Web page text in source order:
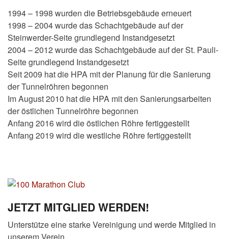
1994 – 1998 wurden die Betriebsgebäude erneuert
1998 – 2004 wurde das Schachtgebäude auf der
Steinwerder-Seite grundlegend Instandgesetzt
2004 – 2012 wurde das Schachtgebäude auf der St. Pauli-
Seite grundlegend Instandgesetzt
Seit 2009 hat die HPA mit der Planung für die Sanierung
der Tunnelröhren begonnen
Im August 2010 hat die HPA mit den Sanierungsarbeiten
der östlichen Tunnelröhre begonnen
Anfang 2016 wird die östlichen Röhre fertiggestellt
Anfang 2019 wird die westliche Röhre fertiggestellt
JETZT MITGLIED WERDEN!
Unterstütze eine starke Vereinigung und werde Mitglied in